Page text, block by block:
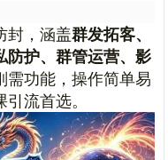
封，涵盖群发拓客、
防护、群管运营、影
需功能，操作简单易
流首选。